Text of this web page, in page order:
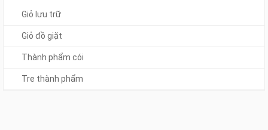
Giỏ lưu trữ
Giỏ đồ giặt
Thành phẩm cói
Tre thành phẩm